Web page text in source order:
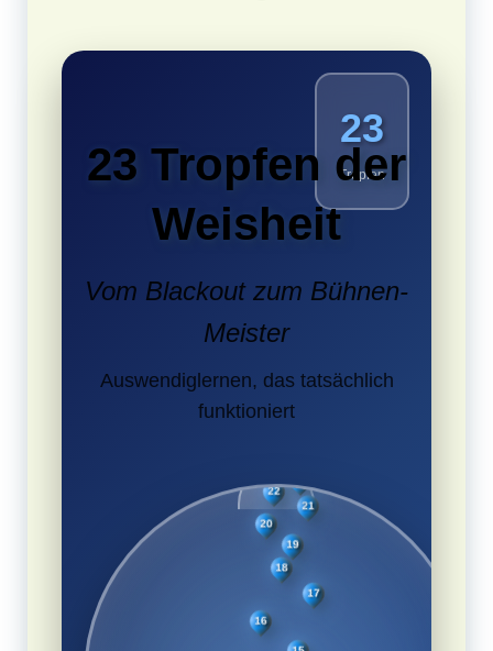
23 Tropfen der
Weisheit
Vom Blackout zum Bühnen-
Meister
Auswendiglernen, das tatsächlich
funktioniert
23
Tropfen